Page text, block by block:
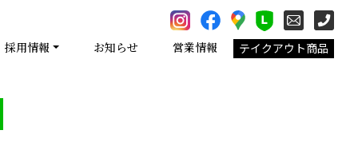
採用情報 お知らせ 営業情報 テイクアウト商品